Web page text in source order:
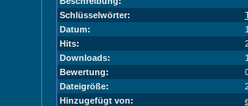
Schlüsselwörter:
Datum:
Hits:
Downloads:
Bewertung:
Dateigröße:
Hinzugefügt von: